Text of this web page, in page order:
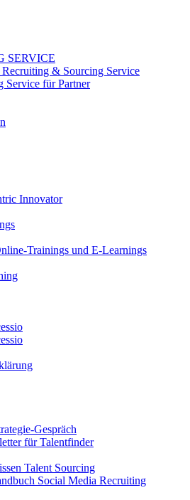
SERVICE
Recruiting & Sourcing Service
Service für Partner
Innovator
Trainings und E-Learnings
Gespräch
für Talentfinder
Talent Sourcing
Social Media Recruiting